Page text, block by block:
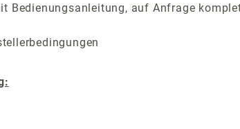
Bedienungsanleitung, auf Anfrage